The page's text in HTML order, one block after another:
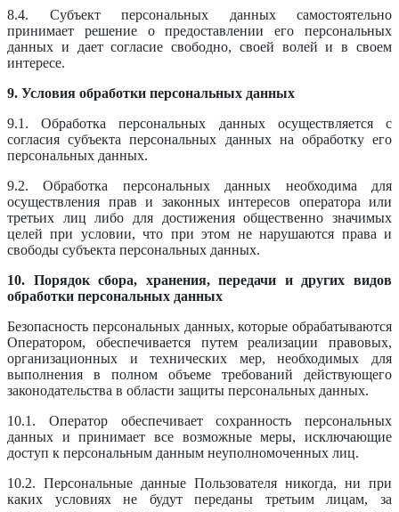
8.4. Субъект персональных данных самостоятельно
принимает решение о предоставлении его персональных
данных и дает согласие свободно, своей волей и в своем
интересе.
9. Условия обработки персональных данных
9.1. Обработка персональных данных осуществляется с
согласия субъекта персональных данных на обработку его
персональных данных.
9.2. Обработка персональных данных необходима для
осуществления прав и законных интересов оператора или
третьих лиц либо для достижения общественно значимых
целей при условии, что при этом не нарушаются права и
свободы субъекта персональных данных.
10. Порядок сбора, хранения, передачи и других видов
обработки персональных данных
Безопасность персональных данных, которые обрабатываются
Оператором, обеспечивается путем реализации правовых,
организационных и технических мер, необходимых для
выполнения в полном объеме требований действующего
законодательства в области защиты персональных данных.
10.1. Оператор обеспечивает сохранность персональных
данных и принимает все возможные меры, исключающие
доступ к персональным данным неуполномоченных лиц.
10.2. Персональные данные Пользователя никогда, ни при
каких условиях не будут переданы третьим лицам, за